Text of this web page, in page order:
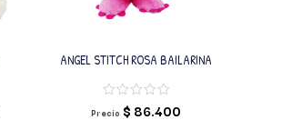
ANGEL STITCH ROSA BAILARINA
Precio $ 86.400